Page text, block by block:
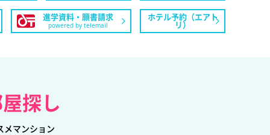
進学資料・願書請求
powered by telemail
ホテル予約（エアト
リ）
探し
メマンション